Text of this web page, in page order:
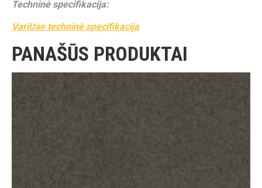
Techninė specifikacija:
VariUse techninė specifikacija
PANAŠŪS PRODUKTAI